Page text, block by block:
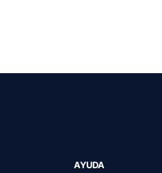
AYUDA